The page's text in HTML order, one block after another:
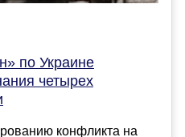
по Украине
четырех
конфликта на